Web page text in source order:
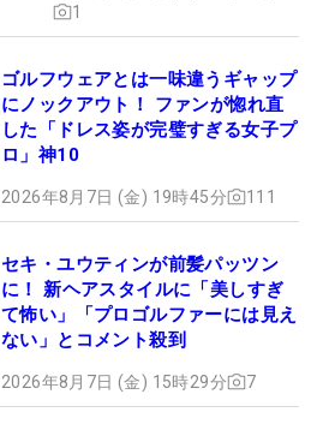
1
ゴルフウェアとは一味違うギャップ
にノックアウト！ ファンが惚れ直
した「ドレス姿が完璧すぎる女子プ
ロ」神10
2026年8月7日 (金) 19時45分 111
セキ・ユウティンが前髪パッツン
に！ 新ヘアスタイルに「美しすぎ
て怖い」「プロゴルファーには見え
ない」とコメント殺到
2026年8月7日 (金) 15時29分 7